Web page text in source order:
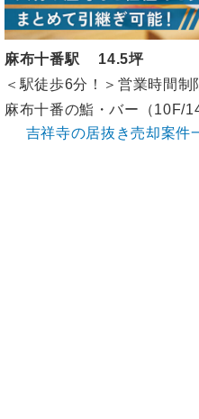
麻布十番駅 14.5坪
＜駅徒歩6分！＞営業時間制
麻布十番の鮨・バー（10F/
吉祥寺の居抜き売却案件